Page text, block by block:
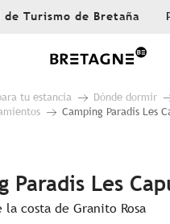
de Turismo de Bretaña
tu estancia
Dónde dormir
Camping Paradis Les
Paradis Les
la costa de Granito Rosa